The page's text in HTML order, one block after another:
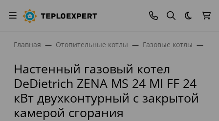
Темная
Главная Отопительные котлы Газовые котлы
Настенный газовый котел
DeDietrich ZENA MS 24 MI FF 24
кВт двухконтурный с закрытой
камерой сгорания